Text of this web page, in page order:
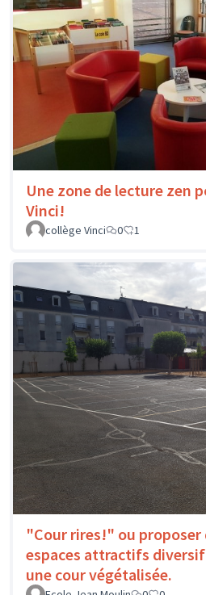
Une zone de lecture zen
Vinci!
collège Vinci
0 1
"Cour rires!" ou proposer
espaces attractifs
une cour végétalisée.